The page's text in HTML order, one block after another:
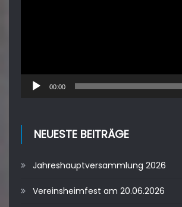
00:00
NEUESTE BEITRÄGE
Jahreshauptversammlung 2026
Vereinsheimfest am 20.06.2026